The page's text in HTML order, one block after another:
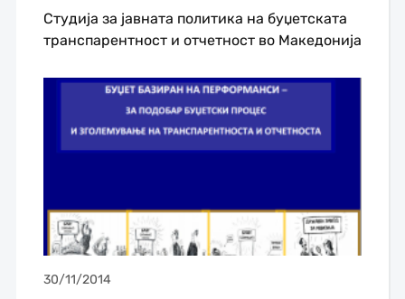
Студија за јавната политика на буџетската
транспарентност и отчетност во Македонија
30/11/2014